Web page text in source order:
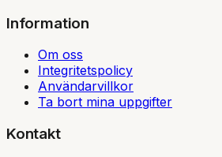
Information
Om oss
Integritetspolicy
Användarvillkor
Ta bort mina uppgifter
Kontakt